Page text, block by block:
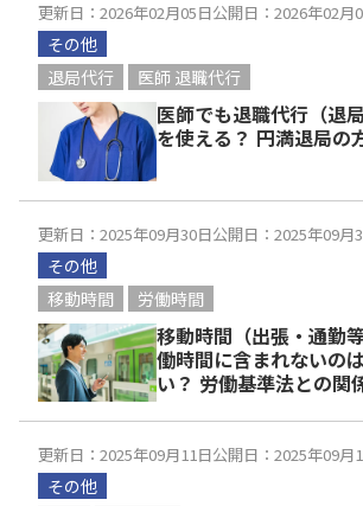
更新日：2026年02月05日公開日：2026年02月
その他
退局代行
医師 退職代行
医師でも退職代行（退局
を使える？ 円満退局の
更新日：2025年09月30日公開日：2025年09月
その他
移動時間
労働時間
移動時間（出張・通勤
働時間に含まれないの
い？ 労働基準法との関
更新日：2025年09月11日公開日：2025年09月
その他